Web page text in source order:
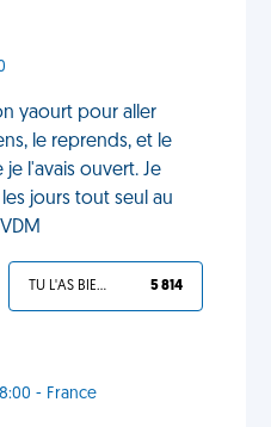
yaourt pour aller
le reprends, et le
l'avais ouvert. Je
jours tout seul au
TU L'AS BIEN MÉRITÉ 5 814
- France